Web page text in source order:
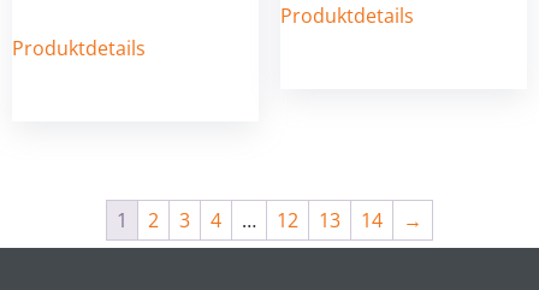
Produktdetails
Produktdetails
1 2 3 4 … 12 13 14 →